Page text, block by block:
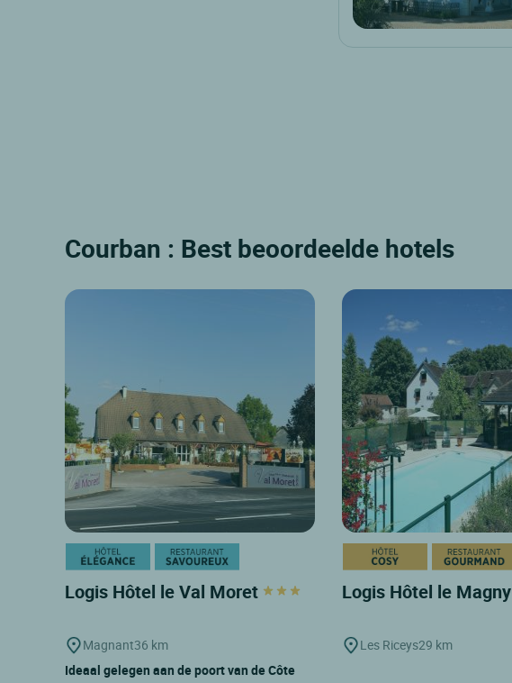
Courban : Best beoordeelde hotels
Logis Hôtel le Val Moret
Magnant36 km
Ideaal gelegen aan de poort van de Côte
Logis Hôtel le Magny
Les Riceys29 km